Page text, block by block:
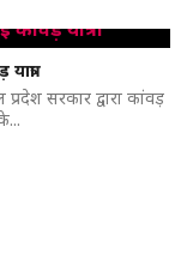
प्रदेश सरकार द्वारा कांवड़